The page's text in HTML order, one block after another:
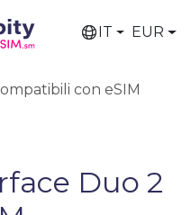
IT EUR
con eSIM
Duo 2